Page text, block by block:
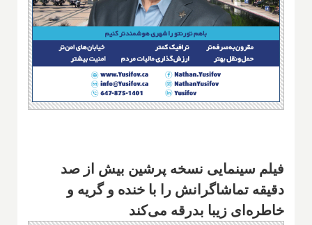
فیلم سینمایی نسخه پرشین بیش از صد
دقیقه تماشاگرانش را با خنده و گریه و
خاطره‌ای زیبا بدرقه می‌کند